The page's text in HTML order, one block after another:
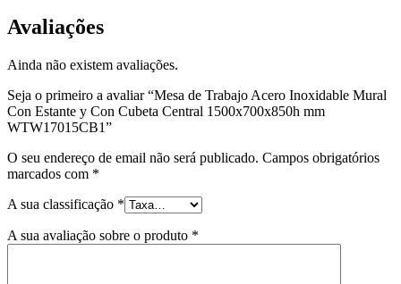
Avaliações
Ainda não existem avaliações.
Seja o primeiro a avaliar “Mesa de Trabajo Acero Inoxidable Mural
Con Estante y Con Cubeta Central 1500x700x850h mm
WTW17015CB1”
O seu endereço de email não será publicado. Campos obrigatórios
marcados com *
A sua classificação *
A sua avaliação sobre o produto *